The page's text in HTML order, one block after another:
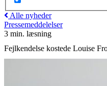
Alle nyheder
Pressemeddelelser
3 min. læsning
Fejlkendelse kostede Louise